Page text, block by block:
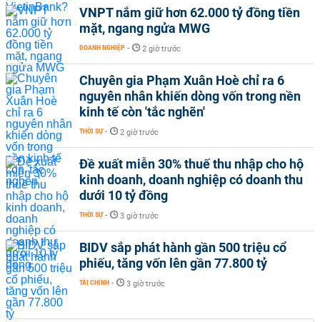
VNPT nắm giữ hơn 62.000 tỷ đồng tiền
mặt, ngang ngửa MWG
DOANH NGHIỆP - 2 giờ trước
Chuyên gia Phạm Xuân Hoè chỉ ra 6
nguyên nhân khiến dòng vốn trong nền
kinh tế còn 'tắc nghẽn'
THỜI SỰ - 2 giờ trước
Đề xuất miễn 30% thuế thu nhập cho hộ
kinh doanh, doanh nghiệp có doanh thu
dưới 10 tỷ đồng
THỜI SỰ - 3 giờ trước
BIDV sắp phát hành gần 500 triệu cổ
phiếu, tăng vốn lên gần 77.800 tỷ
TÀI CHÍNH - 3 giờ trước